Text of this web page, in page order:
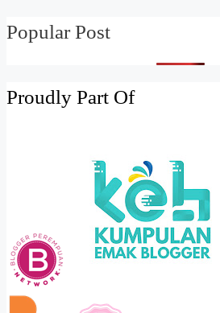
Popular Post
Proudly Part Of